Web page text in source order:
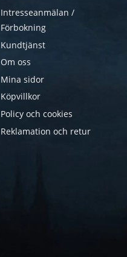
Intresseanmälan /
Förbokning
Kundtjänst
Om oss
Mina sidor
Köpvillkor
Policy och cookies
Reklamation och retur